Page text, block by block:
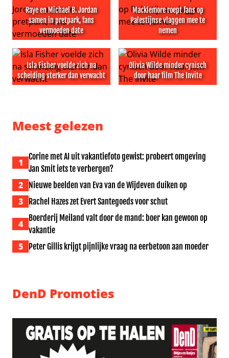
Raye en Michael B. Jordan
samen in pretpark, fans
vermoeden date
Raye en Michael B. Jordan samen in pretpark, fans
Macklemore roept fans op
Palestijnse vlaggen mee te
nemen
Macklemore roept fans op
Isla Fisher voelde zich na
scheiding sterker dan verwacht
Olivia Wilde minder cynisch
door haar film The Invite
Meest gelezen
1
Corine met AI uit vakantiefoto gewist: probeert omgeving
Jan Smit iets te verbergen?
2 Nieuwe beelden van Eva van de Wijdeven duiken op
3 Rachel Hazes zet Evert Santegoeds voor schut
4
Boerderij Meiland valt door de mand: boer kan gewoon op
vakantie
5 Peter Gillis krijgt pijnlijke vraag na eerbetoon aan moeder
DenD Promoties